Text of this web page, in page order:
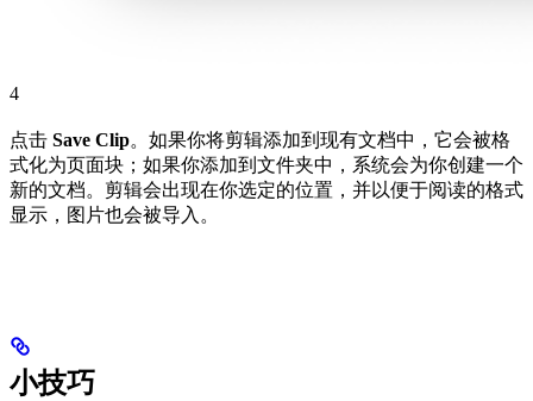
4
点击 Save Clip。如果你将剪辑添加到现有文档中，它会被格
式化为页面块；如果你添加到文件夹中，系统会为你创建一个
新的文档。剪辑会出现在你选定的位置，并以便于阅读的格式
显示，图片也会被导入。
小技巧